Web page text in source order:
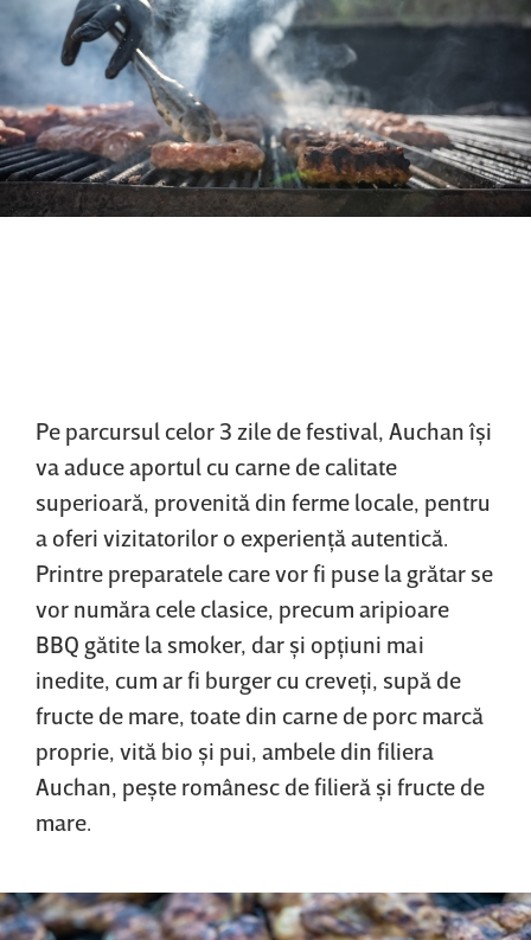
Pe parcursul celor 3 zile de festival, Auchan îşi
va aduce aportul cu carne de calitate
superioară, provenită din ferme locale, pentru
a oferi vizitatorilor o experienţă autentică.
Printre preparatele care vor fi puse la grătar se
vor număra cele clasice, precum aripioare
BBQ gătite la smoker, dar şi opţiuni mai
inedite, cum ar fi burger cu creveţi, supă de
fructe de mare, toate din carne de porc marcă
proprie, vită bio şi pui, ambele din filiera
Auchan, peşte românesc de filieră şi fructe de
mare.